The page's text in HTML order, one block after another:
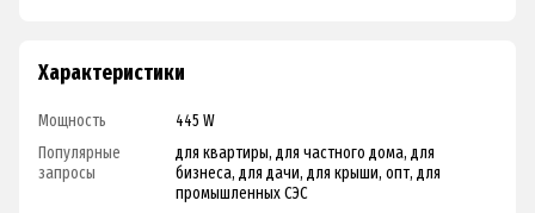
Характеристики
Мощность
445 W
Популярные
запросы
для квартиры, для частного дома, для
бизнеса, для дачи, для крыши, опт, для
промышленных СЭС